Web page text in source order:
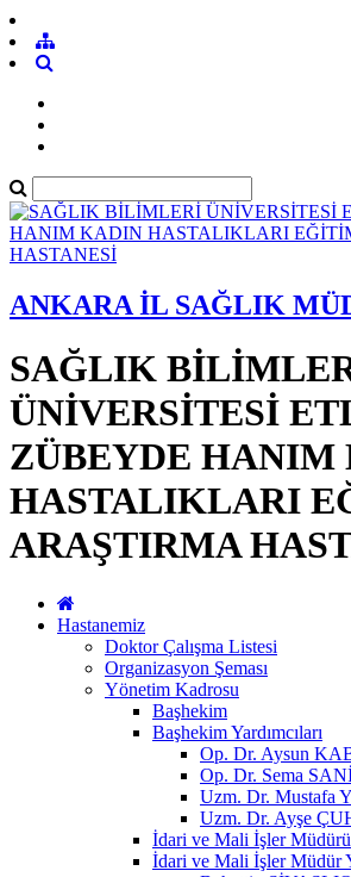
ANKARA İL SAĞLIK
SAĞLIK
ÜNİVERSİTESİ
ZÜBEYDE HANIM
HASTALIKLARI
ARAŞTIRMA
Hastanemiz
Doktor Çalışma Listesi
Organizasyon Şeması
Yönetim Kadrosu
Başhekim
Başhekim Yardımcıları
Op. Dr. Aysun
Op. Dr. Sema
Uzm. Dr. Mustafa
Uzm. Dr. Ayşe
İdari ve Mali İşler Müdürü
İdari ve Mali İşler Müdür